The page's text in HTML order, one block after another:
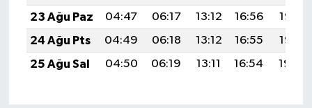
23 Ağu Paz
04:47 06:17 13:12 16:56
19:56
24 Ağu Pts
04:49 06:18 13:12 16:55
19:55
25 Ağu Sal
04:50 06:19 13:11 16:54 19:54